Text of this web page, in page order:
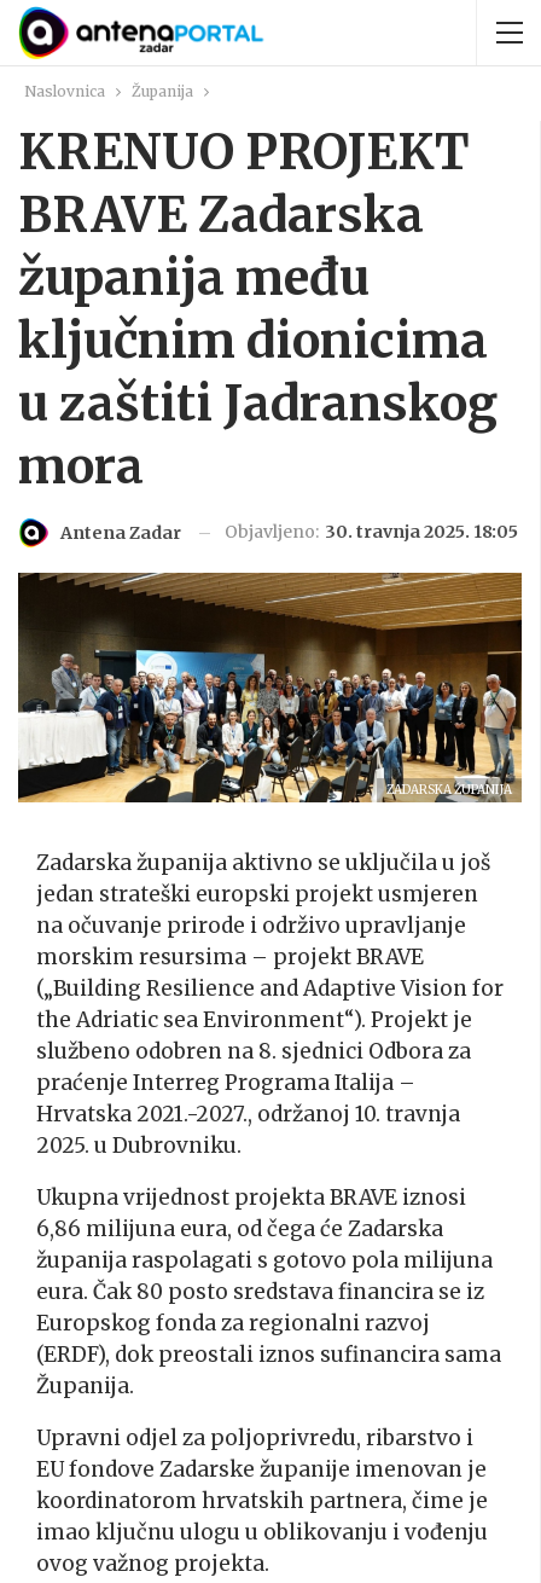
Naslovnica Županija
KRENUO PROJEKT
BRAVE Zadarska
županija među
ključnim dionicima
u zaštiti Jadranskog
mora
Antena Zadar Objavljeno: 30. travnja 2025. 18:05
ZADARSKA ŽUPANIJA
Zadarska županija aktivno se uključila u još
jedan strateški europski projekt usmjeren
na očuvanje prirode i održivo upravljanje
morskim resursima – projekt BRAVE
(„Building Resilience and Adaptive Vision for
the Adriatic sea Environment“). Projekt je
službeno odobren na 8. sjednici Odbora za
praćenje Interreg Programa Italija –
Hrvatska 2021.-2027., održanoj 10. travnja
2025. u Dubrovniku.
Ukupna vrijednost projekta BRAVE iznosi
6,86 milijuna eura, od čega će Zadarska
županija raspolagati s gotovo pola milijuna
eura. Čak 80 posto sredstava financira se iz
Europskog fonda za regionalni razvoj
(ERDF), dok preostali iznos sufinancira sama
Županija.
Upravni odjel za poljoprivredu, ribarstvo i
EU fondove Zadarske županije imenovan je
koordinatorom hrvatskih partnera, čime je
imao ključnu ulogu u oblikovanju i vođenju
ovog važnog projekta.